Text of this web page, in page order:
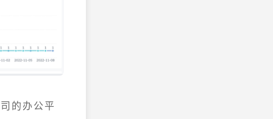
的办公平